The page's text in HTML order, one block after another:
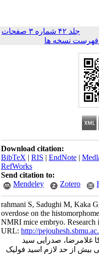
جلد ۴۲ شماره ۳ صفحات
نسخه ها
Download citation:
BibTeX|RIS|EndNote|
RefWorks
Send citation to:
Mendeley
Zotero
rahmani S, Sadughi M, Kaka
overdose on the
NMRI mice embryo.
URL:http://
غلامرضا، صدرایی سید
از حد لازم اسید فولیک